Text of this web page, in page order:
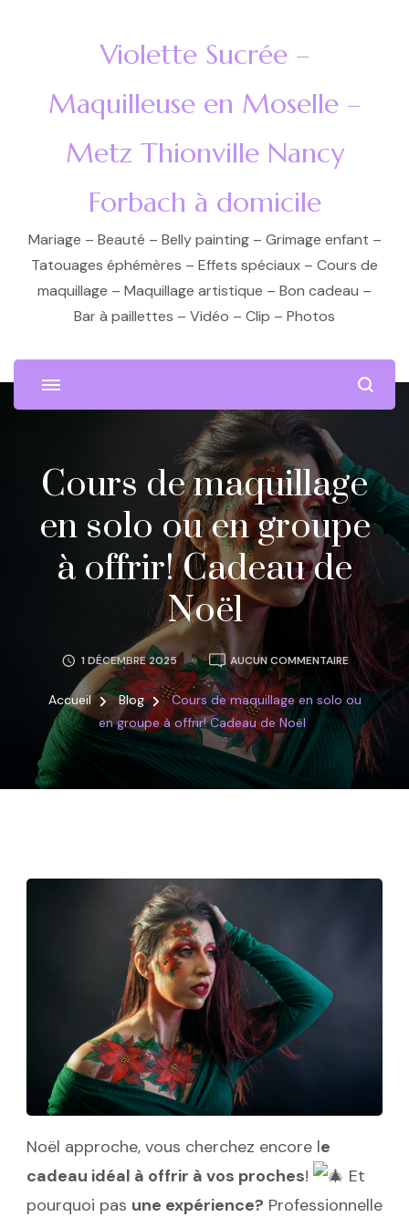
Violette Sucrée –
Maquilleuse en Moselle –
Metz Thionville Nancy
Forbach à domicile
Mariage – Beauté – Belly painting – Grimage enfant –
Tatouages éphémères – Effets spéciaux – Cours de
maquillage – Maquillage artistique – Bon cadeau –
Bar à paillettes – Vidéo – Clip – Photos
Cours de maquillage
en solo ou en groupe
à offrir! Cadeau de
Noël
1 DÉCEMBRE 2025 AUCUN COMMENTAIRECOURS
DE
SOLO
OU
EN
GROUPE
Accueil Blog
Cours de maquillage en solo ou
en groupe à offrir! Cadeau de Noël
Noël approche, vous cherchez encore le
cadeau idéal à offrir à vos proches!
Et
pourquoi pas une expérience? Professionnelle